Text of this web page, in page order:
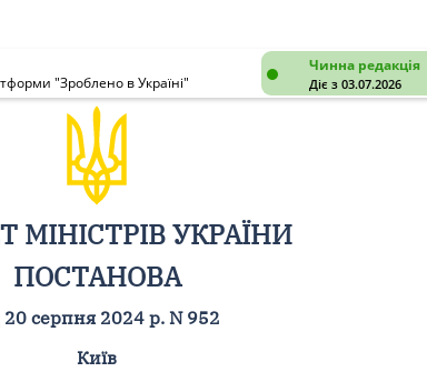
Чинна редакція
Діє з 03.07.2026
"Зроблено в Україні"